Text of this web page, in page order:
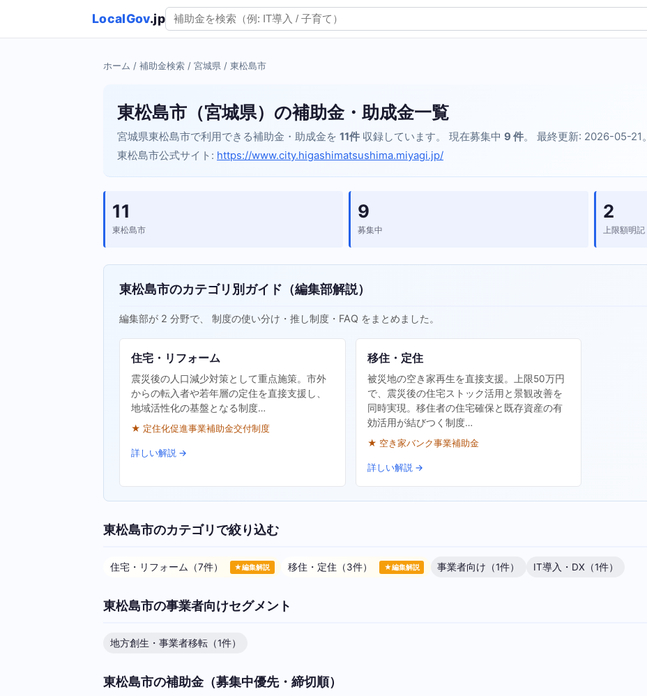
LocalGov.jp
ホーム / 補助金検索 / 宮城県 / 東松島市
東松島市（宮城県）の補助金・助成金一覧
宮城県東松島市で利用できる補助金・助成金を 11件 収録しています。 現在募集中 9 件。 最終更新: 2026-05-21。
東松島市公式サイト: https://www.city.higashimatsushima.miyagi.jp/
11
東松島市
9
募集中
2
上限額明記
東松島市のカテゴリ別ガイド（編集部解説）
編集部が 2 分野で、 制度の使い分け・推し制度・FAQ をまとめました。
住宅・リフォーム
震災後の人口減少対策として重点施策。市外
からの転入者や若年層の定住を直接支援し、
地域活性化の基盤となる制度…
★ 定住化促進事業補助金交付制度
詳しい解説 →
移住・定住
被災地の空き家再生を直接支援。上限50万円
で、震災後の住宅ストック活用と景観改善を
同時実現。移住者の住宅確保と既存資産の有
効活用が結びつく制度…
★ 空き家バンク事業補助金
詳しい解説 →
東松島市のカテゴリで絞り込む
住宅・リフォーム（7件） ★編集解説 移住・定住（3件） ★編集解説 事業者向け（1件） IT導入・DX（1件）
東松島市の事業者向けセグメント
地方創生・事業者移転（1件）
東松島市の補助金（募集中優先・締切順）